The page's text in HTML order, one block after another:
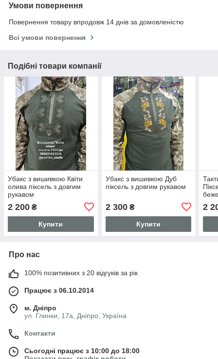
Умови повернення
Повернення товару впродовж 14 днів за домовленістю
Всі умови повернення
Подібні товари компанії
Убакс з вишивкою Квіти
олива піксель з довгим
рукавом
2 200 ₴
Купити
Убакс з вишивкою Дуб
піксель з довгим рукавом
2 300₴
Купити
2
Про нас
100% позитивних з 20 відгуків за рік
Працює з 06.10.2014
м. Дніпро
ул. Глинки, 17а, Дніпро, Україна
Контакти
Сьогодні працює з 10:00 до 18:00